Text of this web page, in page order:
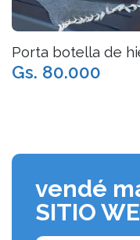
Porta botella de
Gs. 80.000
vendé
SITIO